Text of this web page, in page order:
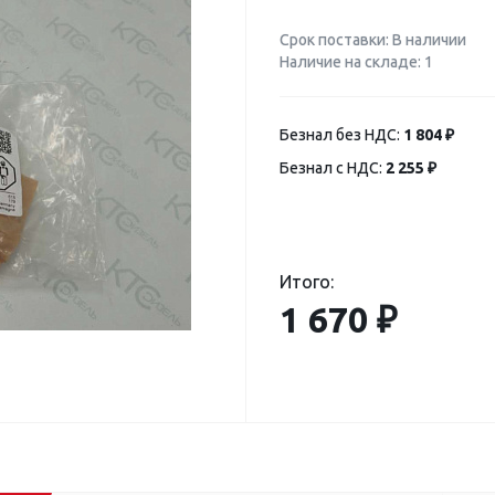
Срок поставки: В наличии
Наличие на складе: 1
Безнал без НДС: 1 804 ₽
Безнал с НДС: 2 255 ₽
Итого:
1 670 ₽